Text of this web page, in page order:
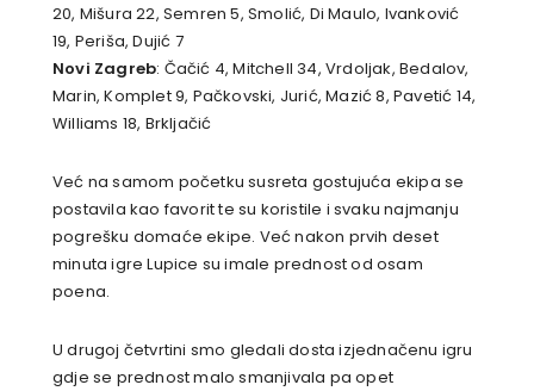
20, Mišura 22, Semren 5, Smolić, Di Maulo, Ivanković
19, Periša, Dujić 7
Novi Zagreb: Čačić 4, Mitchell 34, Vrdoljak, Bedalov,
Marin, Komplet 9, Pačkovski, Jurić, Mazić 8, Pavetić 14,
Williams 18, Brkljačić
Već na samom početku susreta gostujuća ekipa se
postavila kao favorit te su koristile i svaku najmanju
pogrešku domaće ekipe. Već nakon prvih deset
minuta igre Lupice su imale prednost od osam
poena.
U drugoj četvrtini smo gledali dosta izjednačenu igru
gdje se prednost malo smanjivala pa opet